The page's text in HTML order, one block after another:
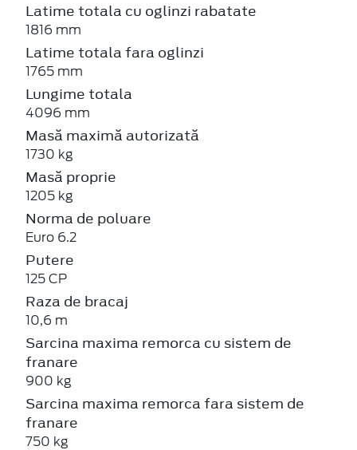
Latime totala cu oglinzi rabatate
1816 mm
Latime totala fara oglinzi
1765 mm
Lungime totala
4096 mm
Masă maximă autorizată
1730 kg
Masă proprie
1205 kg
Norma de poluare
Euro 6.2
Putere
125 CP
Raza de bracaj
10,6 m
Sarcina maxima remorca cu sistem de
franare
900 kg
Sarcina maxima remorca fara sistem de
franare
750 kg